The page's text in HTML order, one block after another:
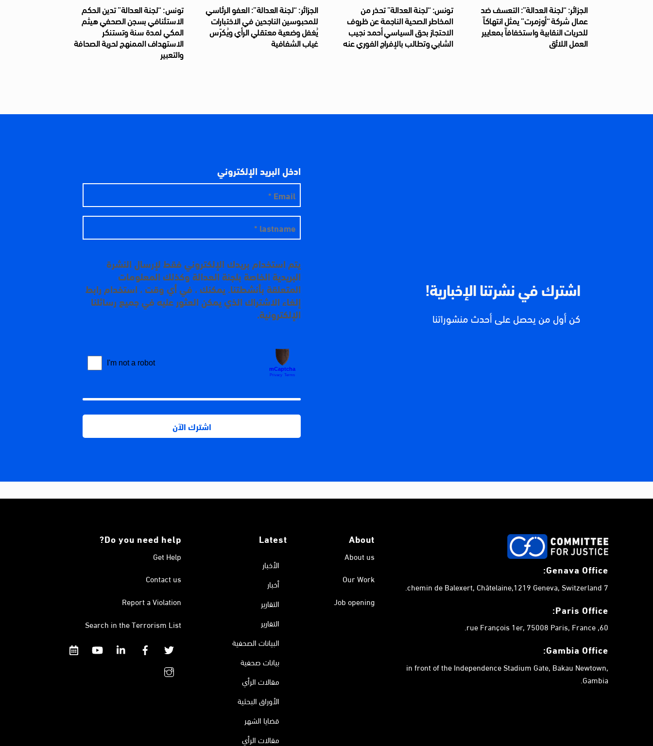
الجزائر: “لجنة العدالة”: التعسف ضد
عمال شركة “أوزمرت” يمثل انتهاكاً
للحريات النقابية واستخفافاً بمعايير
العمل اللائق
تونس: “لجنة العدالة” تحذر من
المخاطر الصحية الناجمة عن ظروف
الاحتجاز بحق السياسي أحمد نجيب
الشابي وتطالب بالإفراج الفوري عنه
الجزائر: “لجنة العدالة”: العفو الرئاسي
للمحبوسين الناجحين في الاختبارات
يُغفل وضعية معتقلي الرأي ويُكرّس
غياب الشفافية
تونس: “لجنة العدالة” تدين الحكم
الاستئنافي بسجن الصحفي هيثم
المكي لمدة سنة وتستنكر
الاستهداف الممنهج لحرية الصحافة
والتعبير
اشترك في نشرتنا الإخبارية!
كن أول من يحصل على أحدث منشوراتنا
ادخل البريد الإلكتروني
يتم استخدام بريدك الإلكتروني فقط لإرسال النشرة
البريدية الخاصة بلجنة العدالة وكذلك المعلومات
المتعلقة بأنشطتنا. يمكنك ، في أي وقت ، استخدام رابط
إلغاء الاشتراك الذي يمكن العثور عليه في جميع رسائلنا
الإلكترونية.
Genava Office:
7 chemin de Balexert, Châtelaine,1219 Geneva, Switzerland.
Paris Office:
60, rue François 1er, 75008 Paris, France.
Gambia Office:
in front of the Independence Stadium Gate, Bakau Newtown,
Gambia.
About
About us
Our Work
Job opening
Latest
الأخبار
أخبار
التقارير
التقارير
البيانات الصحفية
بيانات صحفية
مقالات الرأي
الأوراق البحثية
قضايا الشهر
مقالات الرأي
Do you need help?
Get Help
Contact us
Report a Violation
Search in the Terrorism List
Twitter
Facebook
Linkedin
YouTube